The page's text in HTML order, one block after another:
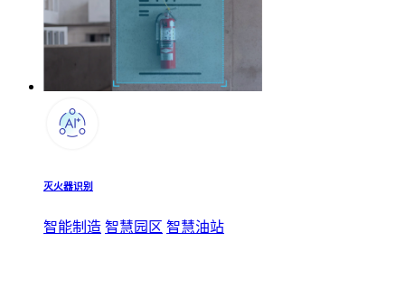
灭火器识别
智能制造 智慧园区 智慧油站